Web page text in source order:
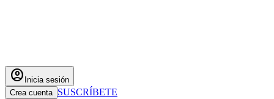
account_circle Inicia sesión
Crea cuenta SUSCRÍBETE